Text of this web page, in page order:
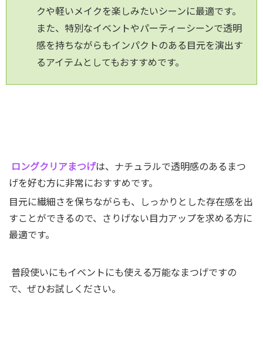
クや軽いメイクを楽しみたいシーンに最適です。
また、特別なイベントやパーティーシーンで透明
感を持ちながらもインパクトのある目元を演出す
るアイテムとしてもおすすめです。
ロングクリアまつげは、ナチュラルで透明感のあるまつ
げを好む方に非常におすすめです。
目元に繊細さを保ちながらも、しっかりとした存在感を出
すことができるので、さりげない目力アップを求める方に
最適です。
普段使いにもイベントにも使える万能なまつげですの
で、ぜひお試しください。